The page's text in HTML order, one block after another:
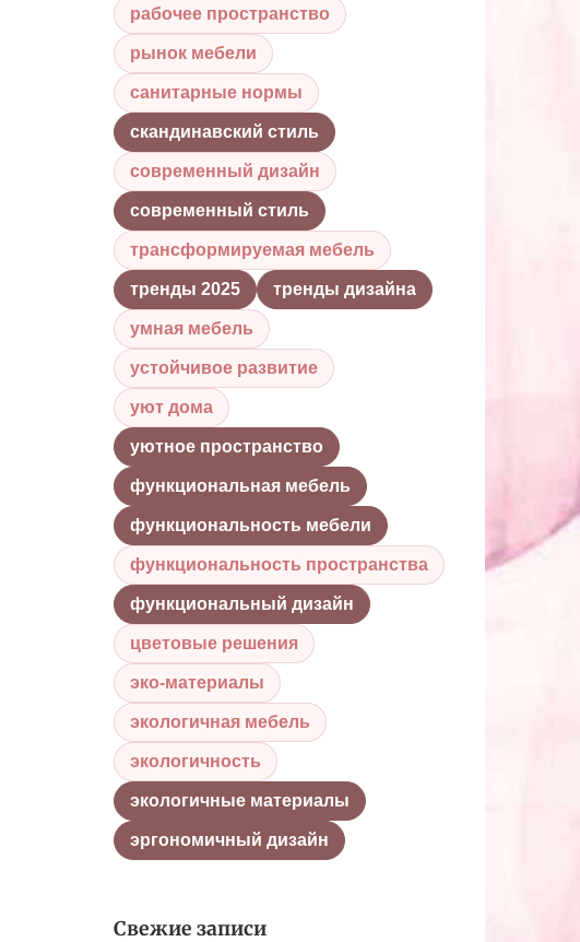
рабочее пространство
рынок мебели
санитарные нормы
скандинавский стиль
современный дизайн
современный стиль
трансформируемая мебель
тренды 2025 тренды дизайна
умная мебель
устойчивое развитие
уют дома
уютное пространство
функциональная мебель
функциональность мебели
функциональность пространства
функциональный дизайн
цветовые решения
эко-материалы
экологичная мебель
экологичность
экологичные материалы
эргономичный дизайн
Свежие записи